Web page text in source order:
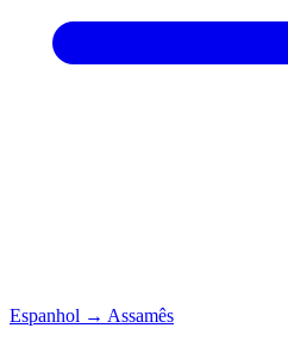
Espanhol → Assamês